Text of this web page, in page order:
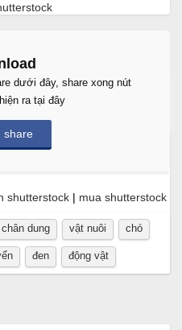
dưới đây, share xong nút
ra tại đây
share
shutterstock | mua shutterstock
chân dung vật nuôi chó
đen động vật